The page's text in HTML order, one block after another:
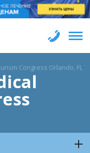
Congress Orlando, FL